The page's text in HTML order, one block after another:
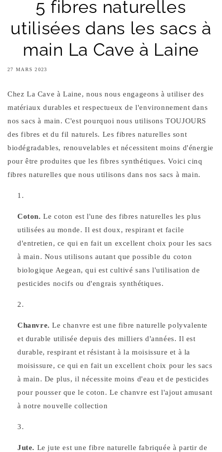
5 fibres naturelles
utilisées dans les sacs à
main La Cave à Laine
27 MARS 2023
Chez La Cave à Laine, nous nous engageons à utiliser des
matériaux durables et respectueux de l'environnement dans
nos sacs à main. C'est pourquoi nous utilisons TOUJOURS
des fibres et du fil naturels. Les fibres naturelles sont
biodégradables, renouvelables et nécessitent moins d'énergie
pour être produites que les fibres synthétiques. Voici cinq
fibres naturelles que nous utilisons dans nos sacs à main.
Coton. Le coton est l'une des fibres naturelles les plus
utilisées au monde. Il est doux, respirant et facile
d'entretien, ce qui en fait un excellent choix pour les sacs
à main. Nous utilisons autant que possible du coton
biologique Aegean, qui est cultivé sans l'utilisation de
pesticides nocifs ou d'engrais synthétiques.
Chanvre. Le chanvre est une fibre naturelle polyvalente
et durable utilisée depuis des milliers d'années. Il est
durable, respirant et résistant à la moisissure et à la
moisissure, ce qui en fait un excellent choix pour les sacs
à main. De plus, il nécessite moins d'eau et de pesticides
pour pousser que le coton. Le chanvre est l'ajout amusant
à notre nouvelle collection
Jute. Le jute est une fibre naturelle fabriquée à partir de